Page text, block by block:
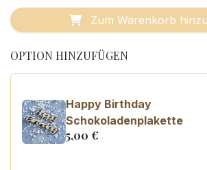
Zum Warenkorb
OPTION HINZUFÜGEN
Happy Birthday
Schokoladenplakette
5,00 €